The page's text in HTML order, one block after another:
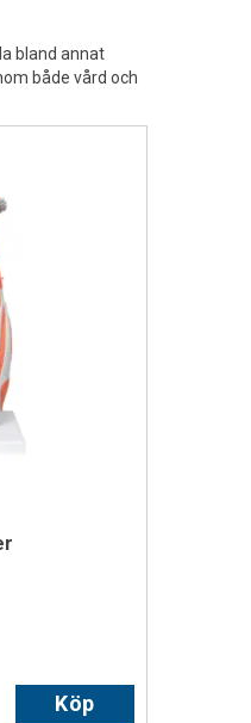
bland annat
både vård och
Köp